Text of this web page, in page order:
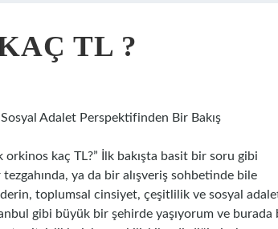
TL ?
Adalet Perspektifinden Bir Bakış
kaç TL?” İlk bakışta basit bir soru gibi
ya da bir alışveriş sohbetinde bile
toplumsal cinsiyet, çeşitlilik ve sosyal
gibi büyük bir şehirde yaşıyorum ve burada